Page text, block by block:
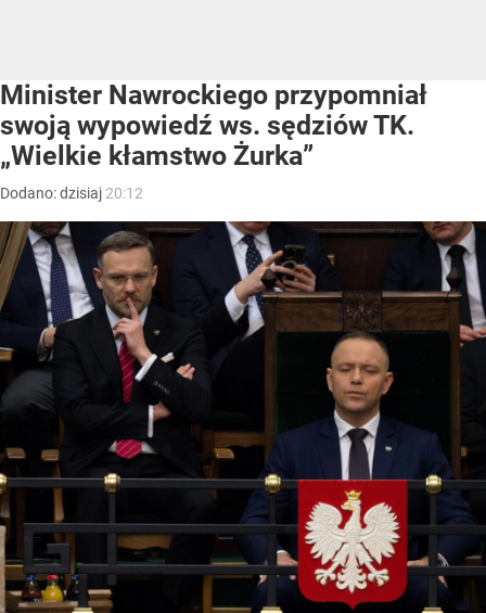
Minister Nawrockiego przypomniał
swoją wypowiedź ws. sędziów TK.
„Wielkie kłamstwo Żurka”
Dodano:dzisiaj 20:12